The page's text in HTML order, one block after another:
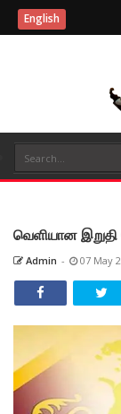
English
வெளியான இறுதி
Admin - 07 May